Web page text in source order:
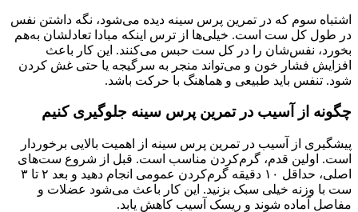
اشتباه سوم که در تمرین پرس سینه دیده می‌شود، نگه داشتن نفس
در طول کل ست است. خیلی‌ها از ترس اینکه مبادا تعادلشان به‌هم
بخورد، نفس‌شان را در کل ست حبس می‌کنند. این کار باعث
افزایش فشار خون و می‌تواند منجر به سرگیجه یا حتی غش کردن
شود. تنفس باید طبیعی و هماهنگ با حرکت باشد.
چگونه از آسیب در تمرین پرس سینه جلوگیری کنیم
پیشگیری از آسیب در تمرین پرس سینه از اهمیت بالایی برخوردار
است. اولین قدم، گرم‌کردن مناسب است. قبل از شروع ست‌های
اصلی، حداقل ۱۰ دقیقه گرم‌کردن عمومی انجام دهید و بعد ۲ تا ۳
ست با وزنه خیلی سبک بزنید. این کار باعث می‌شود عضلات و
مفاصل آماده شوند و ریسک آسیب کاهش یابد.